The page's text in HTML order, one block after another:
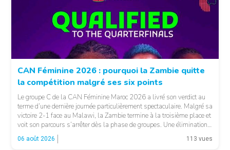
CAN Féminine 2026 : pourquoi la Zambie quitte
la compétition malgré ses six points
Le groupe C de la CAN Féminine Maroc 2026 a livré son verdict au
terme d’une dernière journée particulièrement spectaculaire. Malgré sa
victoire 2-1 face au Malawi, la Zambie termine à la troisième place et
voit son parcours s’arrêter dès la phase de groupes. Une élimination
qui peut surprendre au regard du classement général : […]
06 août 2026 113 vues